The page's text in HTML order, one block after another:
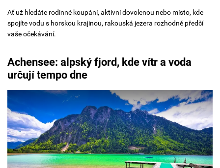
Ať už hledáte rodinné koupání, aktivní dovolenou nebo místo, kde
spojíte vodu s horskou krajinou, rakouská jezera rozhodně předčí
vaše očekávání.
Achensee: a lpský fjord, kde vítr a voda
určují tempo dne